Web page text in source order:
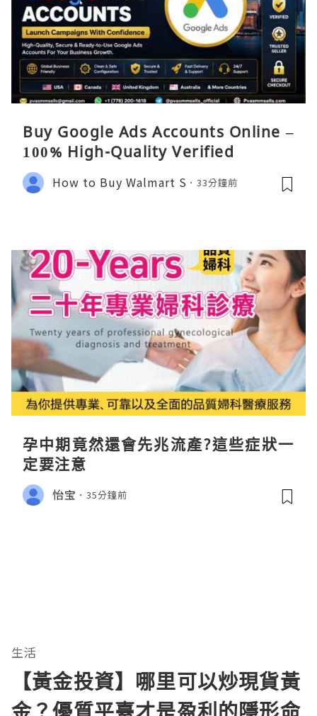
Buy Google Ads Accounts Online –
100% High-Quality Verified
How to Buy Walmart S 33分鐘前
孕中期竟然還會先兆流產?這些症狀一
定要注意
怡宝 35分鐘前
生活
【黃金投資】哪里可以炒現貨黃